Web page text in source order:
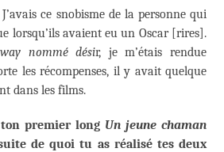
ce snobisme de la personne qui
lorsqu’ils avaient eu un Oscar [rires].
nommé désir, je m’étais rendue
les récompenses, il y avait quelque
dans les films.
premier long Un jeune chaman
de quoi tu as réalisé tes deux